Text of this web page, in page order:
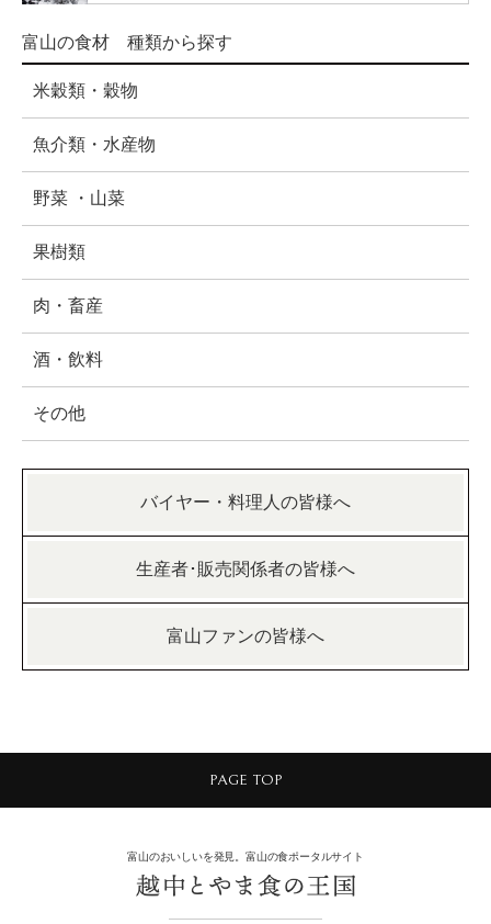
富山の食材 種類から探す
米穀類・穀物
魚介類・水産物
野菜 ・山菜
果樹類
肉・畜産
酒・飲料
その他
バイヤー・料理人の皆様へ
生産者･販売関係者の皆様へ
富山ファンの皆様へ
PAGE TOP
富山のおいしいを発見。富山の食ポータルサイト